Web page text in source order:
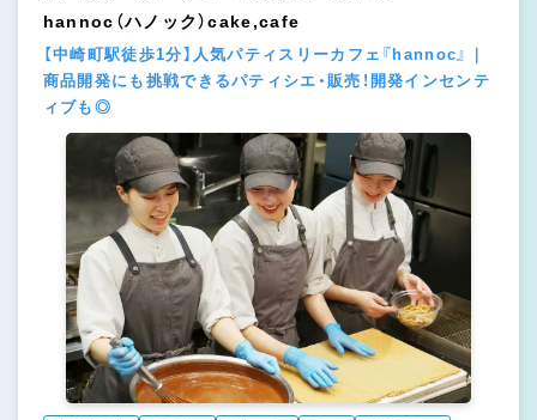
hannoc（ハノック）cake,cafe
【中崎町駅徒歩1分】人気パティスリーカフェ『hannoc』｜
商品開発にも挑戦できるパティシエ・販売！開発インセンテ
ィブも◎